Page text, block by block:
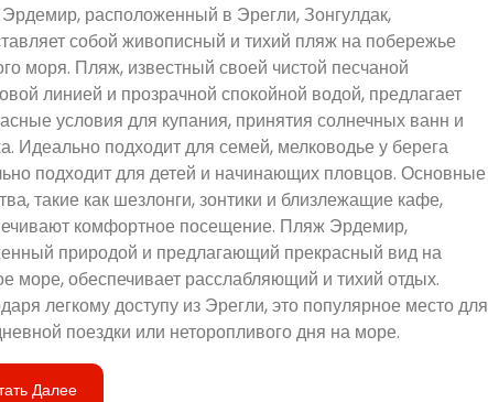
расположенный в Эрегли, Зонгулдак,
собой живописный и тихий пляж на побережье
моря. Пляж, известный своей чистой песчаной
линией и прозрачной спокойной водой, предлагает
условия для купания, принятия солнечных ванн и
Идеально подходит для семей, мелководье у берега
подходит для детей и начинающих пловцов. Основные
такие как шезлонги, зонтики и близлежащие кафе,
комфортное посещение. Пляж Эрдемир,
природой и предлагающий прекрасный вид на
море, обеспечивает расслабляющий и тихий отдых.
легкому доступу из Эрегли, это популярное место для
поездки или неторопливого дня на море.
Далее